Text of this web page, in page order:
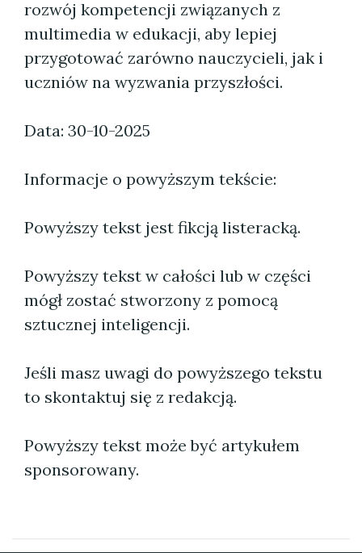
rozwój kompetencji związanych z
multimedia w edukacji, aby lepiej
przygotować zarówno nauczycieli, jak i
uczniów na wyzwania przyszłości.
Data: 30-10-2025
Informacje o powyższym tekście:
Powyższy tekst jest fikcją listeracką.
Powyższy tekst w całości lub w części
mógł zostać stworzony z pomocą
sztucznej inteligencji.
Jeśli masz uwagi do powyższego tekstu
to skontaktuj się z redakcją.
Powyższy tekst może być artykułem
sponsorowany.